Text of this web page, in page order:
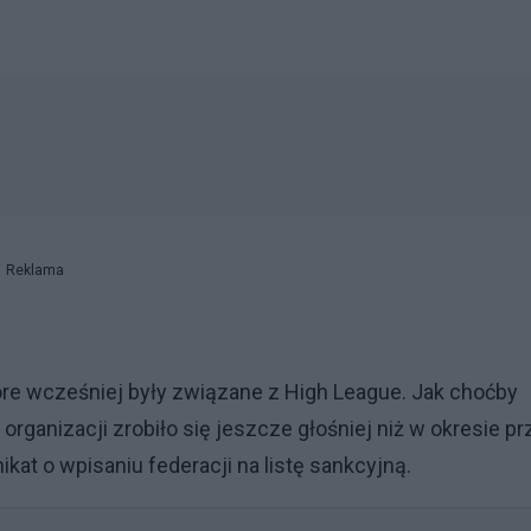
Reklama
wcześniej były związane z High League. Jak choćby
zrobiło się jeszcze głośniej niż w okresie
o wpisaniu federacji na listę sankcyjną.